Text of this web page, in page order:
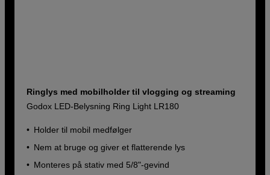
Ringlys med mobilholder til vlogging og streaming
Godox LED-Belysning Ring Light LR180
Holder til mobil medfølger
Nem at bruge og giver et flatterende lys
Monteres på stativ med 5/8"-gevind